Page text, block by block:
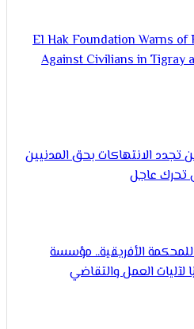
El Hak Foundation
Against Civilians in
بحق المدنيين
مؤسسة
والتقاضي